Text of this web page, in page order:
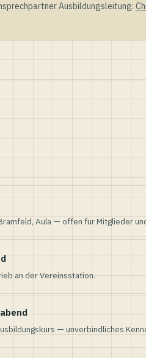
Ausbildungsleitung:
Aula — offen für Mitglieder
an der Vereinsstation.
— unverbindliches